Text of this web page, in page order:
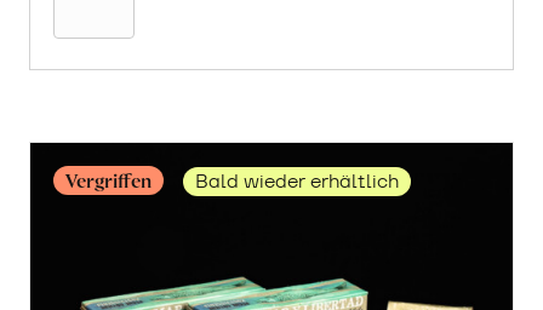
Vergriffen Bald wieder erhältlich